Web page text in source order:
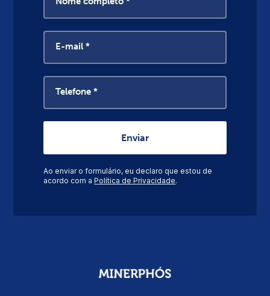
E-mail *
Telefone *
Ao enviar o formulário, eu declaro que estou de
acordo com aPolítica de Privacidade.